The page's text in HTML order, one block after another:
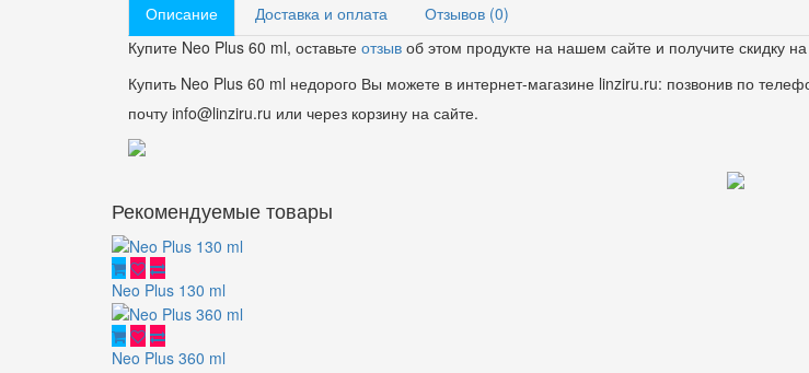
Описание Доставка и оплата
Отзывов (0)
Купите Neo Plus 60 ml, оставьте отзыв об этом продукте на нашем сайте и получите скидку
Купить Neo Plus 60 ml недорого Вы можете в интернет-магазине linziru.ru: позвонив по
почту info@linziru.ru или через корзину на сайте.
Рекомендуемые товары
Neo Plus 130 ml
Neo Plus 360 ml